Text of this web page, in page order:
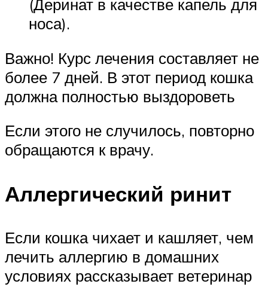
(Деринат в качестве капель для
носа).
Важно! Курс лечения составляет не
более 7 дней. В этот период кошка
должна полностью выздороветь
Если этого не случилось, повторно
обращаются к врачу.
Аллергический ринит
Если кошка чихает и кашляет, чем
лечить аллергию в домашних
условиях рассказывает ветеринар